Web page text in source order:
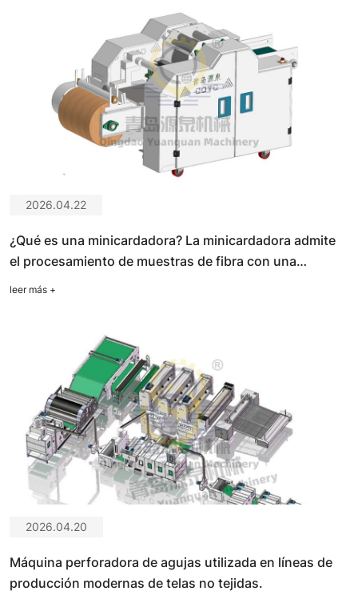
2026.04.22
¿Qué es una minicardadora? La minicardadora admite
el procesamiento de muestras de fibra con una
producción de 1 a 4 kg/h.
leer más +
2026.04.20
Máquina perforadora de agujas utilizada en líneas de
producción modernas de telas no tejidas.